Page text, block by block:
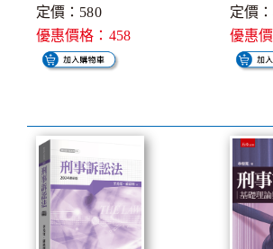
定價：580
優惠價格：458
定價
優惠